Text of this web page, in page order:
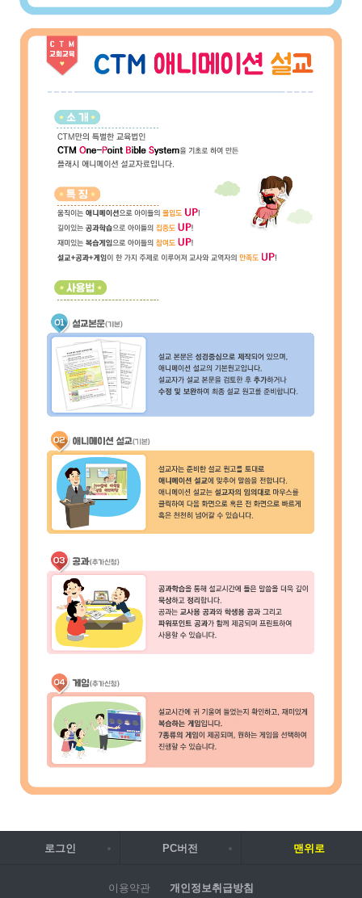
로그인 PC버전 맨위로
이용약관 개인정보취급방침